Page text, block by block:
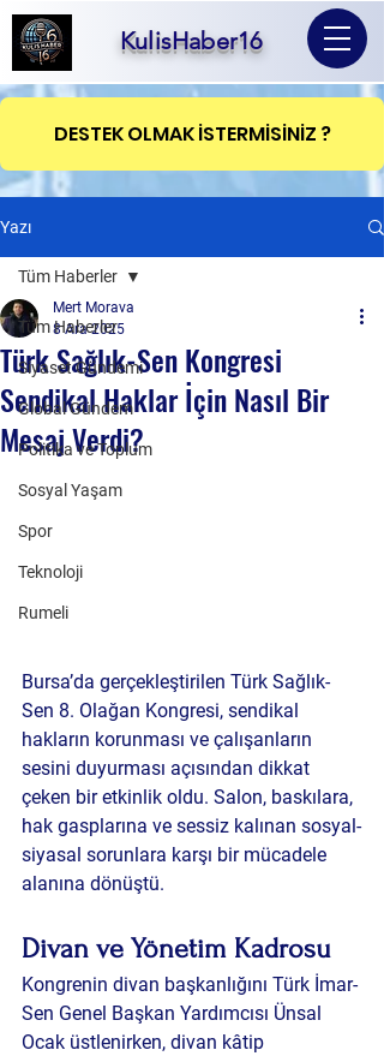
KulisHaber16
DESTEK OLMAK İSTERMİSİNİZ ?
Yazı
Tüm Haberler
Siyaset Gündemi
Global Gündem
Politika ve Toplum
Sosyal Yaşam
Spor
Teknoloji
Rumeli
Tüm Haberler
Türk Sağlık-Sen Kongresi
Sendikal Haklar İçin Nasıl Bir
Mesaj Verdi?
Mert Morava
8 Ara 2025
Bursa’da gerçekleştirilen Türk Sağlık-
Sen 8. Olağan Kongresi, sendikal
hakların korunması ve çalışanların
sesini duyurması açısından dikkat
çeken bir etkinlik oldu. Salon, baskılara,
hak gasplarına ve sessiz kalınan sosyal-
siyasal sorunlara karşı bir mücadele
alanına dönüştü.
Divan ve Yönetim Kadrosu
Kongrenin divan başkanlığını Türk İmar-
Sen Genel Başkan Yardımcısı Ünsal
Ocak üstlenirken, divan kâtip